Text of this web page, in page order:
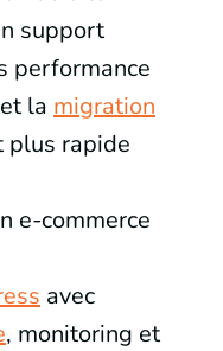
support
performance
la migration
plus rapide
e-commerce
avec
, monitoring et